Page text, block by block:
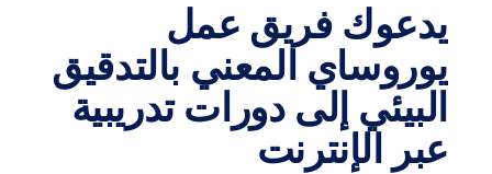
يدعوك فريق عمل
يوروساي المعني بالتدقيق
البيئي إلى دورات تدريبية
عبر الإنترنت